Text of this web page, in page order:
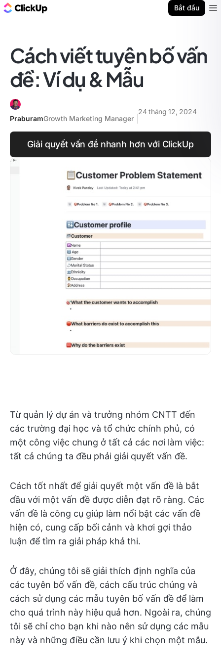
Bắt đầu
Cách viết tuyên bố vấn
đề: Ví dụ & Mẫu
PraburamGrowth Marketing Manager
24 tháng 12, 2024
Giải quyết vấn đề nhanh hơn với ClickUp
Từ quản lý dự án và trưởng nhóm CNTT đến
các trường đại học và tổ chức chính phủ, có
một công việc chung ở tất cả các nơi làm việc:
tất cả chúng ta đều phải giải quyết vấn đề.
Cách tốt nhất để giải quyết một vấn đề là bắt
đầu với một vấn đề được diễn đạt rõ ràng. Các
vấn đề là công cụ giúp làm nổi bật các vấn đề
hiện có, cung cấp bối cảnh và khơi gợi thảo
luận để tìm ra giải pháp khả thi.
Ở đây, chúng tôi sẽ giải thích định nghĩa của
các tuyên bố vấn đề, cách cấu trúc chúng và
cách sử dụng các mẫu tuyên bố vấn đề để làm
cho quá trình này hiệu quả hơn. Ngoài ra, chúng
tôi sẽ chỉ cho bạn khi nào nên sử dụng các mẫu
này và những điều cần lưu ý khi chọn một mẫu.